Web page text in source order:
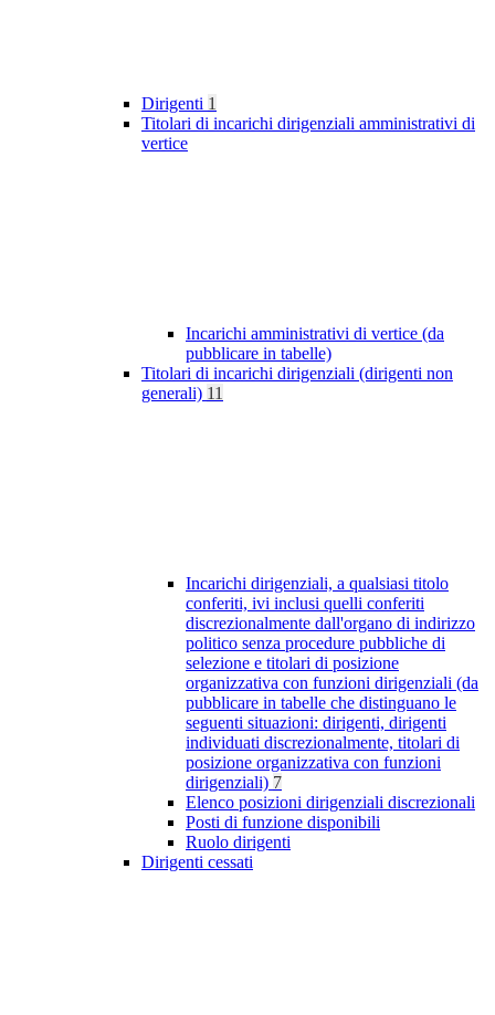
Dirigenti 1
Titolari di incarichi dirigenziali amministrativi di
vertice
Incarichi amministrativi di vertice (da
pubblicare in tabelle)
Titolari di incarichi dirigenziali (dirigenti non
generali) 11
Incarichi dirigenziali, a qualsiasi titolo
conferiti, ivi inclusi quelli conferiti
discrezionalmente dall'organo di indirizzo
politico senza procedure pubbliche di
selezione e titolari di posizione
organizzativa con funzioni dirigenziali (da
pubblicare in tabelle che distinguano le
seguenti situazioni: dirigenti, dirigenti
individuati discrezionalmente, titolari di
posizione organizzativa con funzioni
dirigenziali) 7
Elenco posizioni dirigenziali discrezionali
Posti di funzione disponibili
Ruolo dirigenti
Dirigenti cessati